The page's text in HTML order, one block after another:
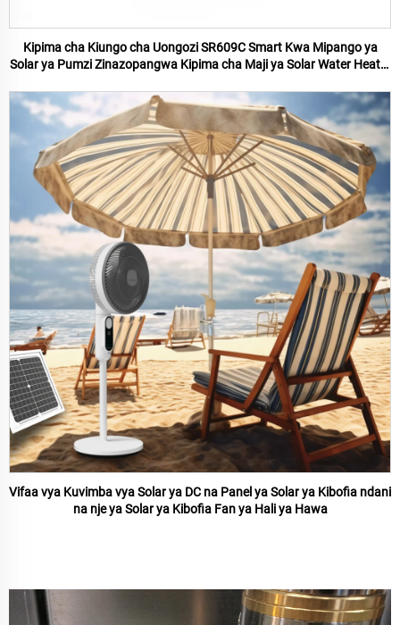
Kipima cha Kiungo cha Uongozi SR609C Smart Kwa Mipango ya
Solar ya Pumzi Zinazopangwa Kipima cha Maji ya Solar Water Heater
Vifaa vya Kuvimba vya Solar ya DC na Panel ya Solar ya Kibofia ndani
na nje ya Solar ya Kibofia Fan ya Hali ya Hawa